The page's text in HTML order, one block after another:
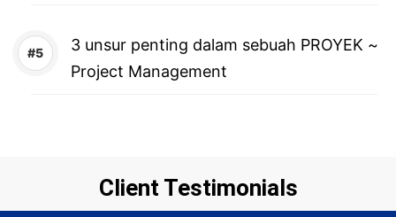
3 unsur penting dalam sebuah PROYEK ~
Project Management
Client Testimonials